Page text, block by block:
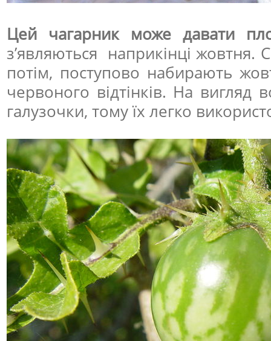
Цей чагарник може давати
з’являються наприкінці жовтня.
потім, поступово набирають
червоного відтінків. На вигляд
галузочки, тому їх легко